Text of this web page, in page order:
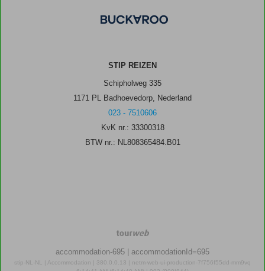
STIP REIZEN
Schipholweg 335
1171 PL Badhoevedorp, Nederland
023 - 7510606
KvK nr.: 33300318
BTW nr.: NL808365484.B01
TourWeb
accommodation-695 | accommodationId=695
stip-NL-NL | Accommodation | 380.0.0.13 | netm-web-ui-production-7f756f55dd-mm9vq